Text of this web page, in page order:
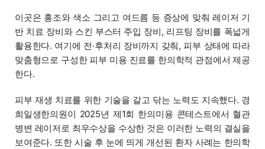
이곳은 홍조와 색소 그리고 여드름 등 증상에 맞춰 레이저 기
반 치료 장비와 스킨 부스터 주입 장비, 리프팅 장비를 폭넓게
활용한다. 여기에 전·후처리 장비까지 갖춰, 피부 상태에 따라
맞춤형으로 구성한 피부 미용 진료를 한의학적 관점에서 제공
한다.
피부 재생 치료를 위한 기술을 갈고 닦는 노력도 지속했다. 경
희일생한의원이 2025년 제1회 한의미용 콘테스트에서 혈관
병변 레이저로 최우수상을 수상한 것은 이러한 노력의 결실을
보여준다. 또한 시술 후 눈에 띄게 개선된 환자 사례는 한의학